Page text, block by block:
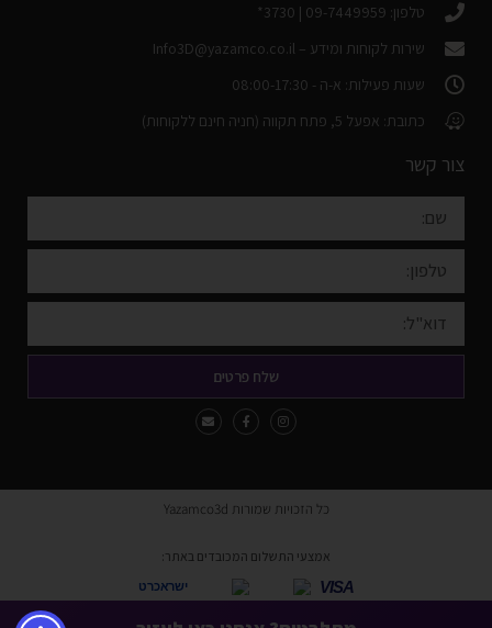
טלפון: 09-7449959 | 3730*
שירות לקוחות ומידע – Info3D@yazamco.co.il
שעות פעילות: א-ה - 08:00-17:30
כתובת: אפעל 5, פתח תקווה (חניה חינם ללקוחות)
צור קשר
שלח פרטים
כל הזכויות שמורות Yazamco3d
אמצעי התשלום המכובדים באתר:
VISA
ישראכרט